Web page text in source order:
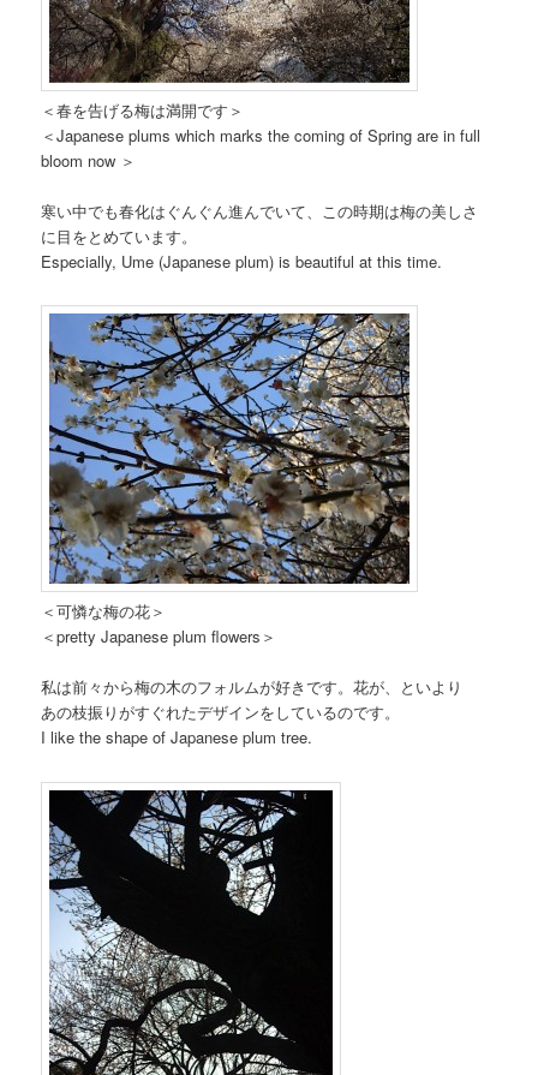
＜春を告げる梅は満開です＞
＜Japanese plums which marks the coming of Spring are in full
bloom now ＞
寒い中でも春化はぐんぐん進んでいて、この時期は梅の美しさ
に目をとめています。
Especially, Ume (Japanese plum) is beautiful at this time.
＜可憐な梅の花＞
＜pretty Japanese plum flowers＞
私は前々から梅の木のフォルムが好きです。花が、といより
あの枝振りがすぐれたデザインをしているのです。
I like the shape of Japanese plum tree.